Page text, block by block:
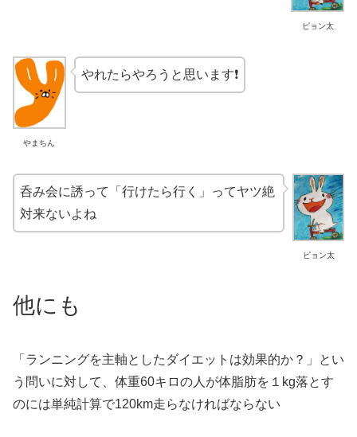
ピョン太
やまちん
やれたらやろうと思います❗️
ピョン太
呑み会に誘って「行けたら行く」ってヤツ絶
対来ないよね
他にも
「ランニングを主軸としたダイエットは効果的か？」とい
う問いに対して、体重60キロの人が体脂肪を１kg落とす
のには単純計算で120km走らなければならない